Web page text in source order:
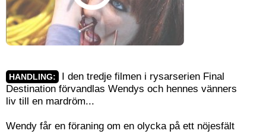
HANDLING:
I den tredje filmen i rysarserien Final
Destination förvandlas Wendys och hennes vänners
liv till en mardröm...
Wendy får en föraning om en olycka på ett nöjesfält